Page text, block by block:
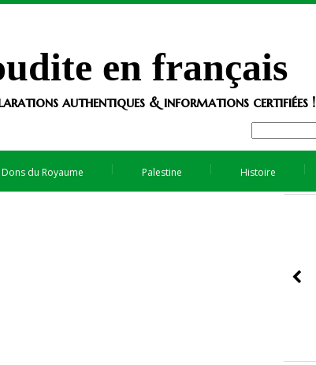
en français
authentiques & informations certifiées !
Dons du Royaume Palestine Histoire